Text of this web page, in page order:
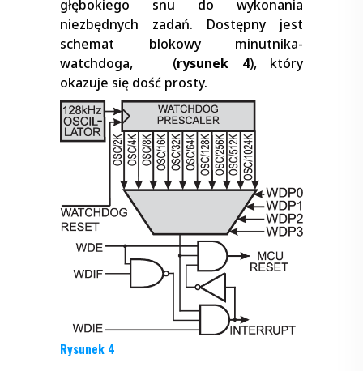
głębokiego snu do wykonania
niezbędnych zadań. Dostępny jest
schemat blokowy minutnika-
watchdoga, (rysunek 4), który
okazuje się dość prosty.
Rysunek 4